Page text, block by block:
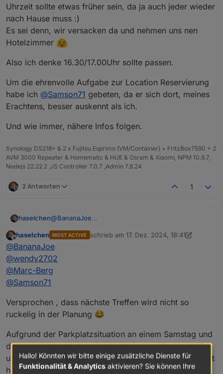
Uhrzeit sollte etwas früher sein, da ja auch jeder wieder
nach Hause muss :)
Es sei denn, wir versacken da und nehmen uns nen
Hotelzimmer
Also ich denke 16.30/17.00Uhr sollte passen.
Um die ehrenvolle Aufgabe zur Location Reservierung
habe ich @Samson71 gebeten, da er sich dort, meines
Erachtens, besser auskennt als ich.
Und wie immer, nähere Infos folgen.
Synology DS218+ & 2 x Fujitsu Esprimo (VM/Container) + FritzBox7590 + 2
AVM 3000 Repeater & Homematic & HUE & Osram & Xiaomi, NPM 10.9.7,
Nodejs 22.22.2 ,JS Controller 7.0.7 ,Admin 7.8.24
2 Antworten 1
haselchen@BananaJoe
@wendy2702
Guck mal an, unter Druck arbeitet@Samson71
Schnellsten
Zusammen mit meinem eigenen Terminkalender
Uhrzeit sollte etwas früher sein, da ja auch jeder
wieder nach Hause muss :)
Hotelzimmer
Also ich denke 16.30/17.00Uhr sollte passen.
Reservierung habe ich@Samson71 gebeten, da er
sich dort, meines Erachtens, besser auskennt als
Und wie immer, nähere Infos folgen.
Offline
haselchen MOST ACTIVE schrieb am 17. Dez. 2024, 18:41
zuletzt editiert von haselchen
@BananaJoe
@wendy2702
@Marc-Berg
@Samson71
Versprochen , dass nächste Treffen wird nicht so
ruckelig in der Planung 😂
Aufgrund der Parkplatzsituation an einem Samstag und
der eventuellen Unübersichtlichkeit einer Großstadt (
und nebenbei, da sich Markus jetzt um ein Auto bemüht
hat ☺️) , werde ich in Celle was organisieren.
Hallo! Könnten wir bitte einige zusätzliche Dienste für
Funktionalität & Analytics aktivieren? Sie können Ihre